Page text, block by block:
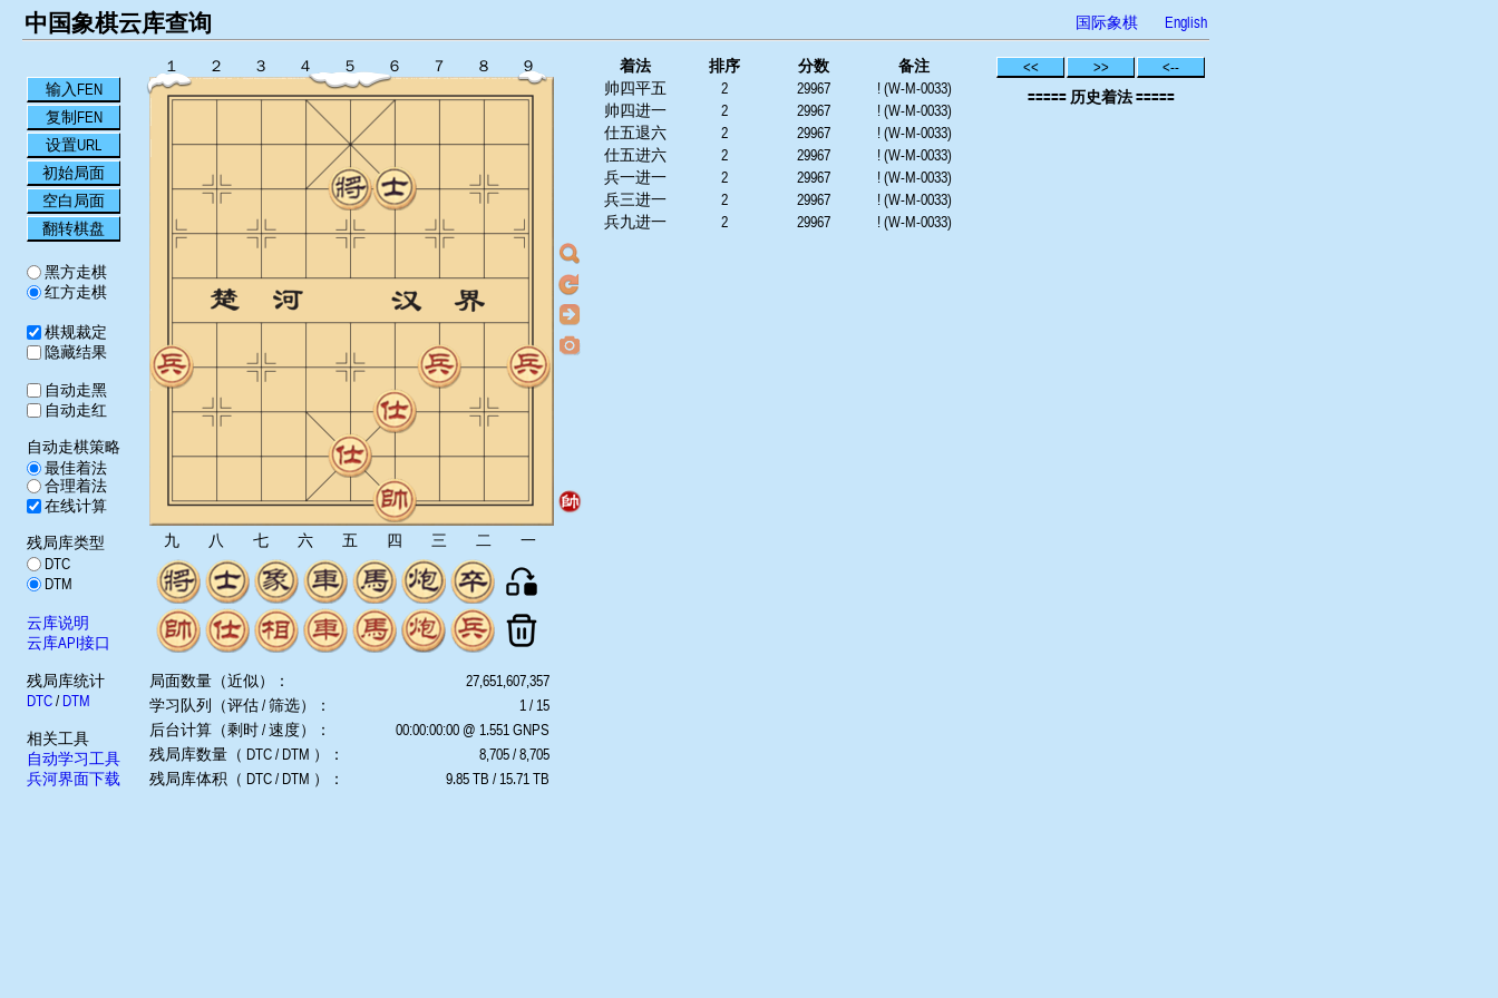
中国象棋云库查询 国际象棋 English
输入FEN
复制FEN
设置URL
初始局面
空白局面
翻转棋盘
黑方走棋
红方走棋
棋规裁定
隐藏结果
自动走黑
自动走红
自动走棋策略
最佳着法
合理着法
在线计算
残局库类型
DTC
DTM
云库说明
云库API接口
残局库统计
DTC/ DTM
相关工具
自动学习工具
兵河界面下载
１ ２ ３ ４ ５ ６ ７ ８ ９
九 八 七 六 五 四 三 二 一
局面数量（近似）：
27,651,607,357
学习队列（评估 / 筛选）：
1 / 15
后台计算（剩时 / 速度）：
00:00:00:00 @ 1.551 GNPS
残局库数量（ DTC / DTM ）：
8,705 / 8,705
残局库体积（ DTC / DTM ）：
9.85 TB / 15.71 TB
着法 排序 分数
备注
帅四平五
2 29967
! (W-M-0033)
帅四进一
2 29967
! (W-M-0033)
仕五退六
2 29967
! (W-M-0033)
仕五进六
2 29967
! (W-M-0033)
兵一进一
2 29967
! (W-M-0033)
兵三进一
2 29967
! (W-M-0033)
兵九进一
2 29967 ! (W-M-0033)
<< >>
<--
===== 历史着法 =====